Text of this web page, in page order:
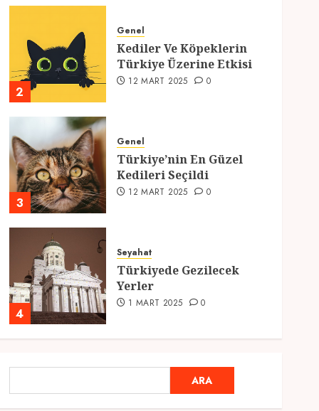
2
Genel
Kediler Ve Köpeklerin
Türkiye Üzerine Etkisi
12 MART 2025 0
3
Genel
Türkiye’nin En Güzel
Kedileri Seçildi
12 MART 2025 0
4
Seyahat
Türkiyede Gezilecek
Yerler
1 MART 2025 0
Ramazan Ayı 2025:
Manevi Atmosfer ve Özel
Hazırlıklar
ARA